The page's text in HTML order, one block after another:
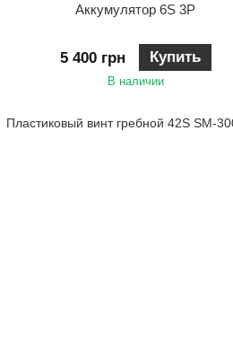
Аккумулятор 6S 3P
5 400 грн Купить
В наличии